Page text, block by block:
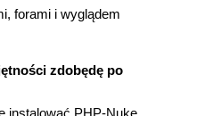
(58)
(65)
forami i wyglądem
zdobędę po
instalować PHP-Nuke,